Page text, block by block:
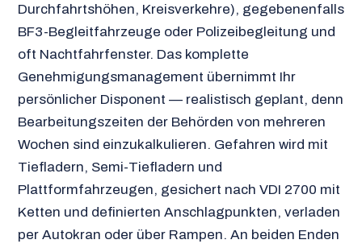
Durchfahrtshöhen, Kreisverkehre), gegebenenfalls
BF3-Begleitfahrzeuge oder Polizeibegleitung und
oft Nachtfahrfenster. Das komplette
Genehmigungsmanagement übernimmt Ihr
persönlicher Disponent — realistisch geplant, denn
Bearbeitungszeiten der Behörden von mehreren
Wochen sind einzukalkulieren. Gefahren wird mit
Tiefladern, Semi-Tiefladern und
Plattformfahrzeugen, gesichert nach VDI 2700 mit
Ketten und definierten Anschlagpunkten, verladen
per Autokran oder über Rampen. An beiden Enden